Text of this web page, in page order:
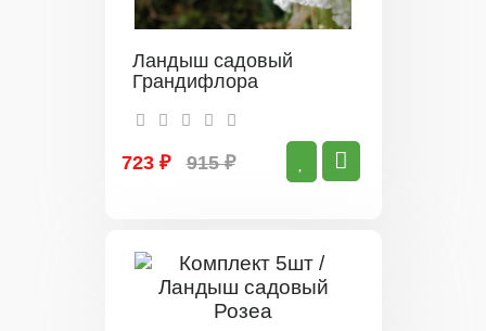
Ландыш садовый
Грандифлора
723 ₽ 915 ₽